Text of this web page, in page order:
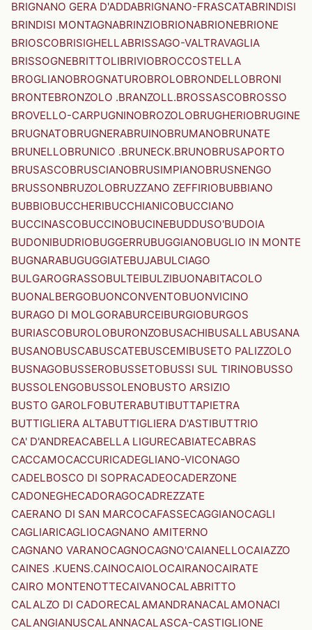
BRIGNANO GERA D'ADDABRIGNANO-FRASCATABRINDISI
BRINDISI MONTAGNABRINZIOBRIONABRIONEBRIONE
BRIOSCOBRISIGHELLABRISSAGO-VALTRAVAGLIA
BRISSOGNEBRITTOLIBRIVIOBROCCOSTELLA
BROGLIANOBROGNATUROBROLOBRONDELLOBRONI
BRONTEBRONZOLO .BRANZOLL.BROSSASCOBROSSO
BROVELLO-CARPUGNINOBROZOLOBRUGHERIOBRUGINE
BRUGNATOBRUGNERABRUINOBRUMANOBRUNATE
BRUNELLOBRUNICO .BRUNECK.BRUNOBRUSAPORTO
BRUSASCOBRUSCIANOBRUSIMPIANOBRUSNENGO
BRUSSONBRUZOLOBRUZZANO ZEFFIRIOBUBBIANO
BUBBIOBUCCHERIBUCCHIANICOBUCCIANO
BUCCINASCOBUCCINOBUCINEBUDDUSO'BUDOIA
BUDONIBUDRIOBUGGERRUBUGGIANOBUGLIO IN MONTE
BUGNARABUGUGGIATEBUJABULCIAGO
BULGAROGRASSOBULTEIBULZIBUONABITACOLO
BUONALBERGOBUONCONVENTOBUONVICINO
BURAGO DI MOLGORABURCEIBURGIOBURGOS
BURIASCOBUROLOBURONZOBUSACHIBUSALLABUSANA
BUSANOBUSCABUSCATEBUSCEMIBUSETO PALIZZOLO
BUSNAGOBUSSEROBUSSETOBUSSI SUL TIRINOBUSSO
BUSSOLENGOBUSSOLENOBUSTO ARSIZIO
BUSTO GAROLFOBUTERABUTIBUTTAPIETRA
BUTTIGLIERA ALTABUTTIGLIERA D'ASTIBUTTRIO
CA' D'ANDREACABELLA LIGURECABIATECABRAS
CACCAMOCACCURICADEGLIANO-VICONAGO
CADELBOSCO DI SOPRACADEOCADERZONE
CADONEGHECADORAGOCADREZZATE
CAERANO DI SAN MARCOCAFASSECAGGIANOCAGLI
CAGLIARICAGLIOCAGNANO AMITERNO
CAGNANO VARANOCAGNOCAGNO'CAIANELLOCAIAZZO
CAINES .KUENS.CAINOCAIOLOCAIRANOCAIRATE
CAIRO MONTENOTTECAIVANOCALABRITTO
CALALZO DI CADORECALAMANDRANACALAMONACI
CALANGIANUSCALANNACALASCA-CASTIGLIONE